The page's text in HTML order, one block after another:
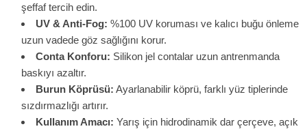
şeffaf tercih edin.
UV & Anti-Fog: %100 UV koruması ve kalıcı buğu önleme
uzun vadede göz sağlığını korur.
Conta Konforu: Silikon jel contalar uzun antrenmanda
baskıyı azaltır.
Burun Köprüsü: Ayarlanabilir köprü, farklı yüz tiplerinde
sızdırmazlığı artırır.
Kullanım Amacı: Yarış için hidrodinamik dar çerçeve, açık